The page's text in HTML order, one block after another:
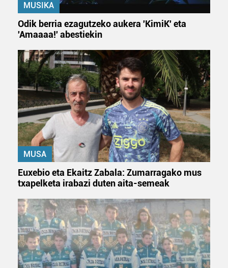
MUSIKA
Odik berria ezagutzeko aukera 'KimiK' eta
'Amaaaa!' abestiekin
MUSA
Euxebio eta Ekaitz Zabala: Zumarragako mus
txapelketa irabazi duten aita-semeak